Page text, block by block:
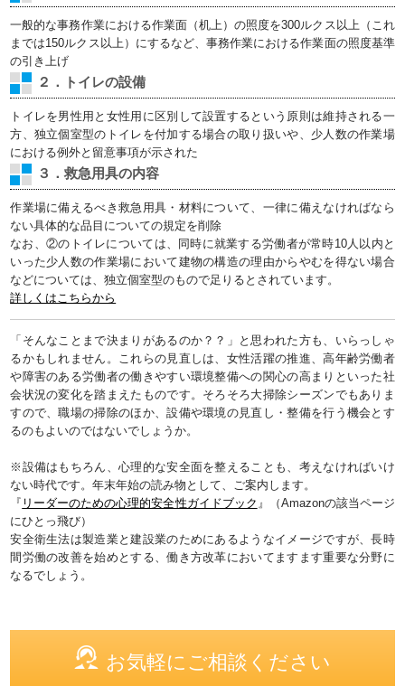
一般的な事務作業における作業面（机上）の照度を300ルクス以上（これ
までは150ルクス以上）にするなど、事務作業における作業面の照度基準
の引き上げ
２．トイレの設備
トイレを男性用と女性用に区別して設置するという原則は維持される一
方、独立個室型のトイレを付加する場合の取り扱いや、少人数の作業場
における例外と留意事項が示された
３．救急用具の内容
作業場に備えるべき救急用具・材料について、一律に備えなければなら
ない具体的な品目についての規定を削除
なお、②のトイレについては、同時に就業する労働者が常時10人以内と
いった少人数の作業場において建物の構造の理由からやむを得ない場合
などについては、独立個室型のもので足りるとされています。
詳しくはこちらから
「そんなことまで決まりがあるのか？？」と思われた方も、いらっしゃ
るかもしれません。これらの見直しは、女性活躍の推進、高年齢労働者
や障害のある労働者の働きやすい環境整備への関心の高まりといった社
会状況の変化を踏まえたものです。そろそろ大掃除シーズンでもありま
すので、職場の掃除のほか、設備や環境の見直し・整備を行う機会とす
るのもよいのではないでしょうか。
※設備はもちろん、心理的な安全面を整えることも、考えなければいけ
ない時代です。年末年始の読み物として、ご案内します。
『 リーダーのための心理的安全性ガイドブック 』（Amazonの該当ページ
にひとっ飛び）
安全衛生法は製造業と建設業のためにあるようなイメージですが、長時
間労働の改善を始めとする、働き方改革においてますます重要な分野に
なるでしょう。
お気軽にご相談ください